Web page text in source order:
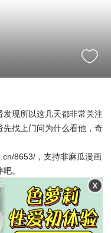
现所以这几天都非常关注
找上门问为什么看他，奇
8653/，支持非麻瓜漫画
。